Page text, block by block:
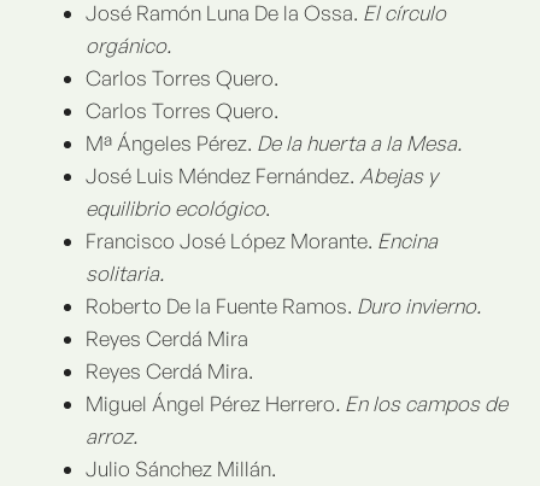
José Ramón Luna De la Ossa. El círculo
orgánico.
Carlos Torres Quero.
Carlos Torres Quero.
Mª Ángeles Pérez. De la huerta a la Mesa.
José Luis Méndez Fernández. Abejas y
equilibrio ecológico.
Francisco José López Morante. Encina
solitaria.
Roberto De la Fuente Ramos. Duro invierno.
Reyes Cerdá Mira
Reyes Cerdá Mira.
Miguel Ángel Pérez Herrero. En los campos de
arroz.
Julio Sánchez Millán.